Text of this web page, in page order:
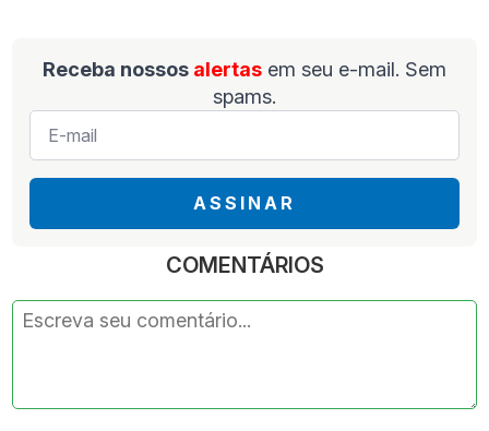
Receba nossos alertas em seu e-mail. Sem
spams.
E-
mail
ASSINAR
COMENTÁRIOS